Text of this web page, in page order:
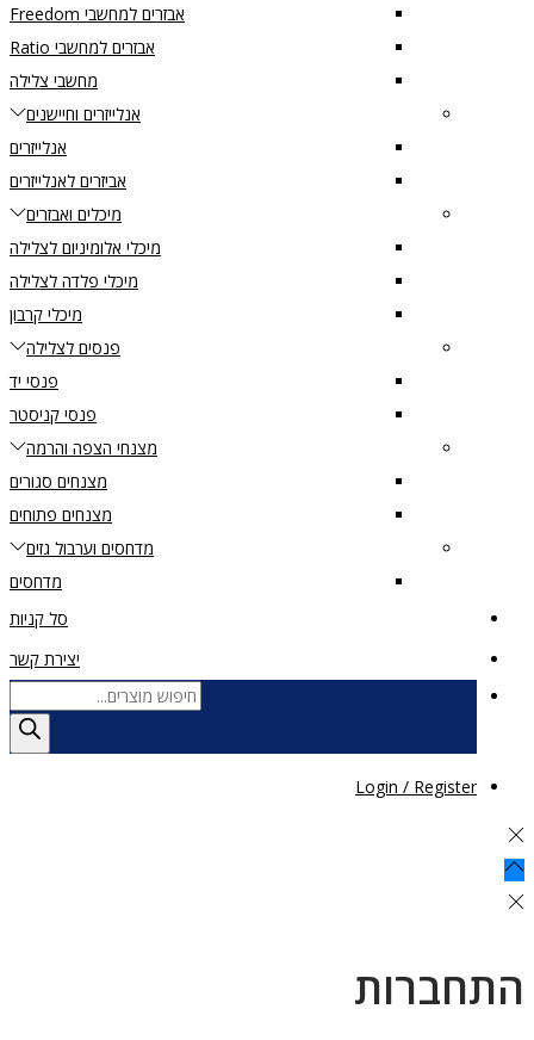
אבזרים למחשבי Freedom
אבזרים למחשבי Ratio
מחשבי צלילה
אנלייזרים וחיישנים
אנלייזרים
אביזרים לאנלייזרים
מיכלים ואבזרים
מיכלי אלומיניום לצלילה
מיכלי פלדה לצלילה
מיכלי קרבון
פנסים לצלילה
פנסי יד
פנסי קניסטר
מצנחי הצפה והרמה
מצנחים סגורים
מצנחים פתוחים
מדחסים וערבול גזים
מדחסים
סל קניות
יצירת קשר
Products
Login / Register
התחברות